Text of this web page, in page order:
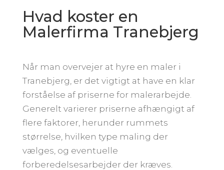
Hvad koster en
Malerfirma Tranebjerg
Når man overvejer at hyre en maler i
Tranebjerg, er det vigtigt at have en klar
forståelse af priserne for malerarbejde.
Generelt varierer priserne afhængigt af
flere faktorer, herunder rummets
størrelse, hvilken type maling der
vælges, og eventuelle
forberedelsesarbejder der kræves.